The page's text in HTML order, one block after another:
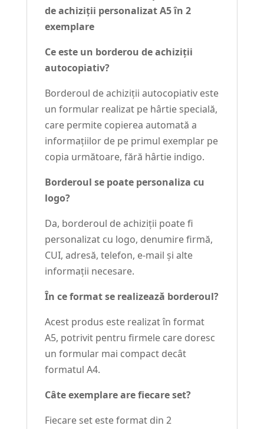
de achiziții personalizat A5 în 2
exemplare
Ce este un borderou de achiziții
autocopiativ?
Borderoul de achiziții autocopiativ este
un formular realizat pe hârtie specială,
care permite copierea automată a
informațiilor de pe primul exemplar pe
copia următoare, fără hârtie indigo.
Borderoul se poate personaliza cu
logo?
Da, borderoul de achiziții poate fi
personalizat cu logo, denumire firmă,
CUI, adresă, telefon, e-mail și alte
informații necesare.
În ce format se realizează borderoul?
Acest produs este realizat în format
A5, potrivit pentru firmele care doresc
un formular mai compact decât
formatul A4.
Câte exemplare are fiecare set?
Fiecare set este format din 2